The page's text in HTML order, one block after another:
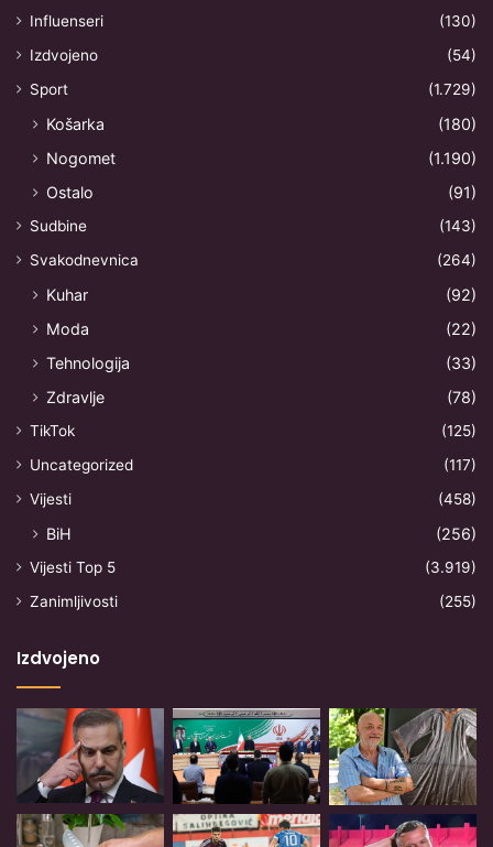
Influenseri
(130)
Izdvojeno
(54)
Sport
(1.729)
Košarka
(180)
Nogomet
(1.190)
Ostalo
(91)
Sudbine
(143)
Svakodnevnica
(264)
Kuhar
(92)
Moda
(22)
Tehnologija
(33)
Zdravlje
(78)
TikTok
(125)
Uncategorized
(117)
Vijesti
(458)
BiH (256)
Vijesti Top 5
(3.919)
Zanimljivosti
(255)
Izdvojeno